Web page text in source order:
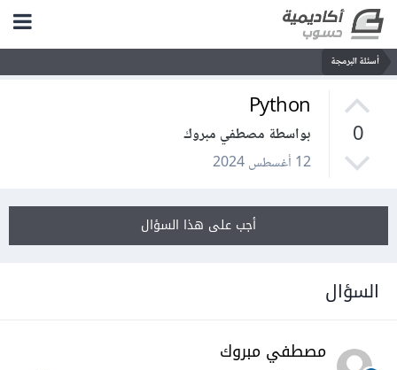
أسئلة البرمجة
0
Python
بواسطة مصطفي مبروك
12 أغسطس 2024
أجب على هذا السؤال
السؤال
مصطفي مبروك